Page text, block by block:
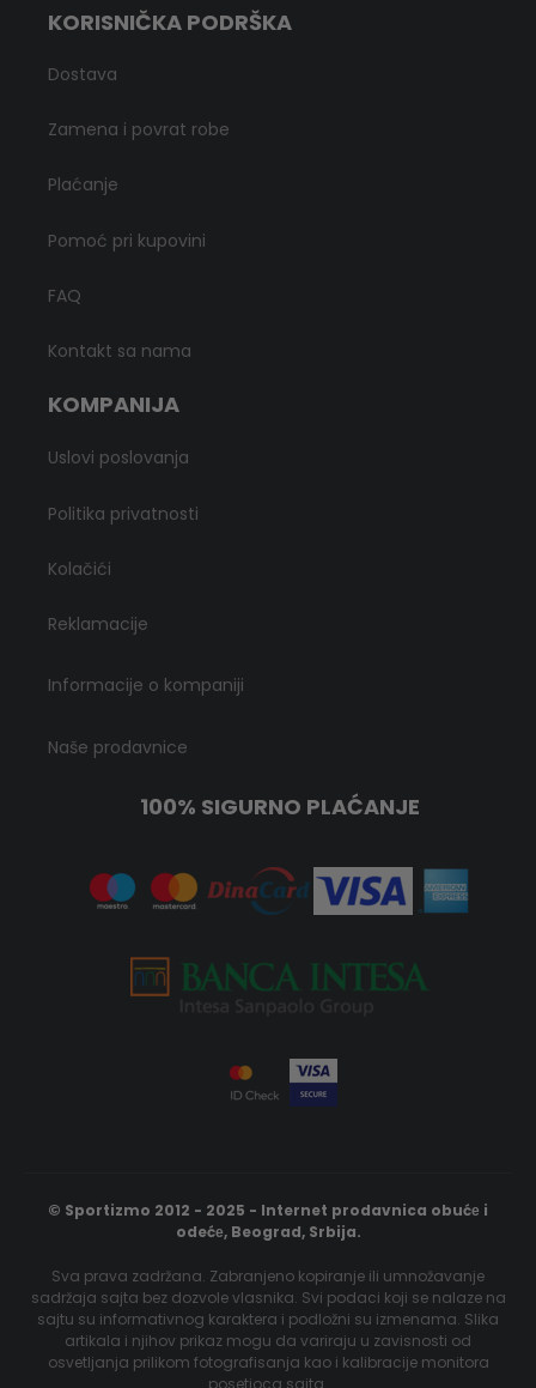
KORISNIČKA PODRŠKA
Dostava
Zamena i povrat robe
Plaćanje
Pomoć pri kupovini
FAQ
Kontakt sa nama
KOMPANIJA
Uslovi poslovanja
Politika privatnosti
Kolačići
Reklamacije
Informacije o kompaniji
Naše prodavnice
100% SIGURNO PLAĆANJE
© Sportizmo 2012 - 2025 - Internet prodavnica obućе i
odećе, Beograd, Srbija.
Sva prava zadržana. Zabranjeno kopiranje ili umnožavanje
sadržaja sajta bez dozvole vlasnika. Svi podaci koji se nalaze na
sajtu su informativnog karaktera i podložni su izmenama. Slika
artikala i njihov prikaz mogu da variraju u zavisnosti od
osvetljanja prilikom fotografisanja kao i kalibracije monitora
posetioca sajta.